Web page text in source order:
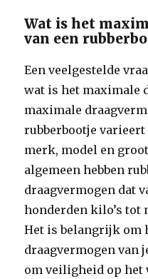
Wat is het
van een
Een veelgestelde
wat is het maximale
maximale
rubberbootje
merk, model en
algemeen hebben
draagvermogen dat
honderden kilo’s tot
Het is belangrijk om
draagvermogen van
om veiligheid op het